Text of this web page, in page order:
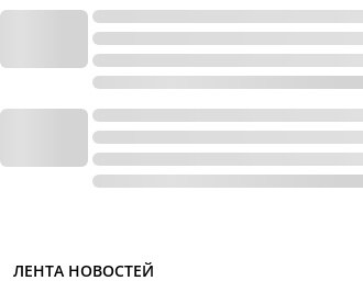
ЛЕНТА НОВОСТЕЙ